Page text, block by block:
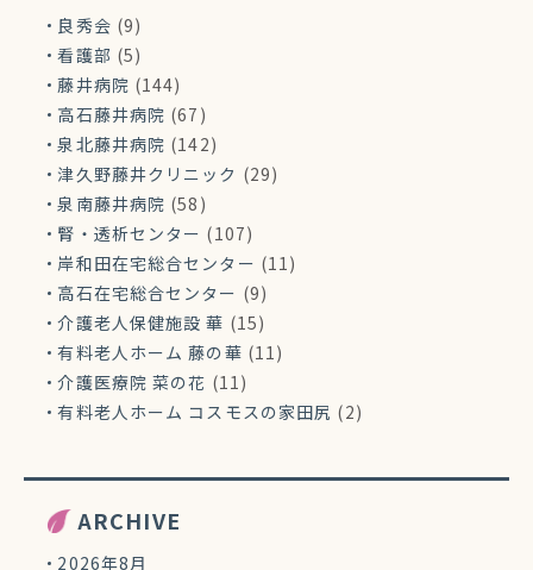
良秀会 (9)
看護部 (5)
藤井病院 (144)
高石藤井病院 (67)
泉北藤井病院 (142)
津久野藤井クリニック (29)
泉南藤井病院 (58)
腎・透析センター (107)
岸和田在宅総合センター (11)
高石在宅総合センター (9)
介護老人保健施設 華 (15)
有料老人ホーム 藤の華 (11)
介護医療院 菜の花 (11)
有料老人ホーム コスモスの家田尻 (2)
ARCHIVE
2026年8月